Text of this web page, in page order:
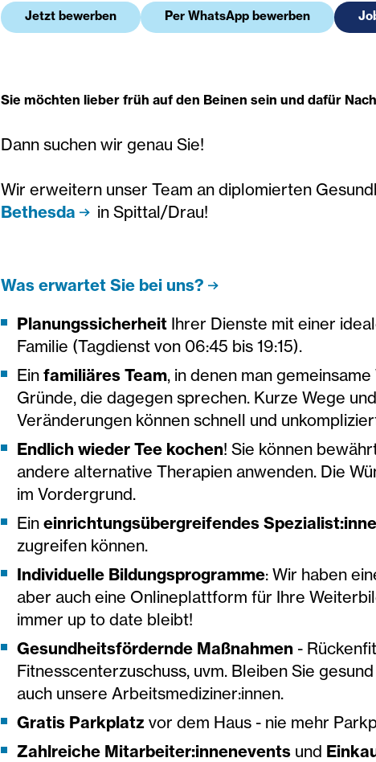
Jetzt bewerben Per WhatsApp bewerben
Sie möchten lieber früh auf den Beinen sein und dafür
Dann suchen wir genau Sie!
Wir erweitern unser Team an diplomierten
Bethesda
in Spittal/Drau!
Was erwartet Sie bei uns?
Planungssicherheit Ihrer Dienste mit einer
Familie (Tagdienst von 06:45 bis 19:15).
Ein familiäres Team, in denen man
Gründe, die dagegen sprechen. Kurze Wege
Veränderungen können schnell und
Endlich wieder Tee kochen! Sie können
andere alternative Therapien anwenden. Die
im Vordergrund.
Ein einrichtungsübergreifendes
zugreifen können.
Individuelle Bildungsprogramme: Wir haben
aber auch eine Onlineplattform für Ihre
immer up to date bleibt!
Gesundheitsfördernde Maßnahmen -
Fitnesscenterzuschuss, uvm. Bleiben Sie
auch unsere Arbeitsmediziner:innen.
Gratis Parkplatz vor dem Haus - nie mehr
Zahlreiche Mitarbeiter:innenevents und